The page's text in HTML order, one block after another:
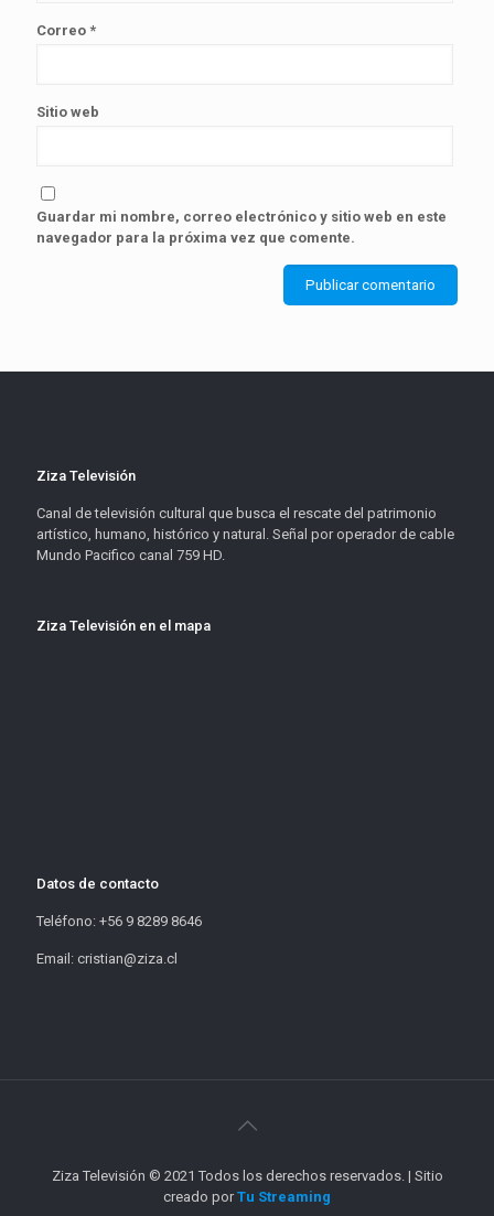
Correo *
Sitio web
Guardar mi nombre, correo electrónico y sitio web en este
navegador para la próxima vez que comente.
Ziza Televisión
Canal de televisión cultural que busca el rescate del patrimonio
artístico, humano, histórico y natural. Señal por operador de cable
Mundo Pacifico canal 759 HD.
Ziza Televisión en el mapa
Datos de contacto
Teléfono: +56 9 8289 8646
Email: cristian@ziza.cl
Ziza Televisión © 2021 Todos los derechos reservados. | Sitio
creado porTu Streaming